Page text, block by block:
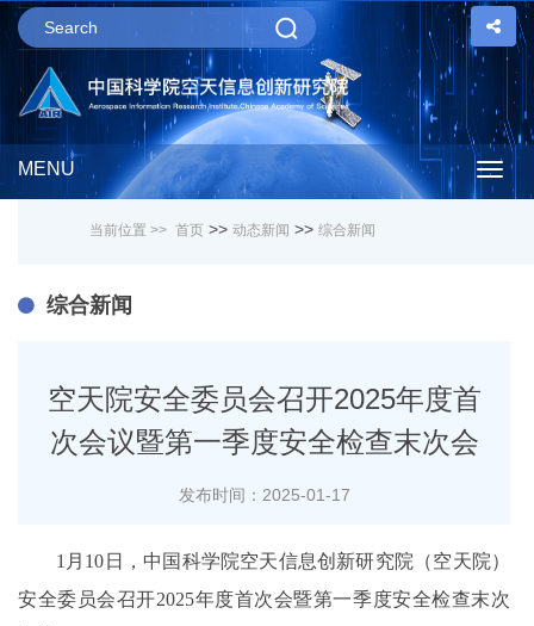
MENU
当前位置 >> 首页 >> 动态新闻 >> 综合新闻
综合新闻
空天院安全委员会召开2025年度首
次会议暨第一季度安全检查末次会
发布时间：2025-01-17
1月10日，中国科学院空天信息创新研究院（空天院）
安全委员会召开2025年度首次会暨第一季度安全检查末次